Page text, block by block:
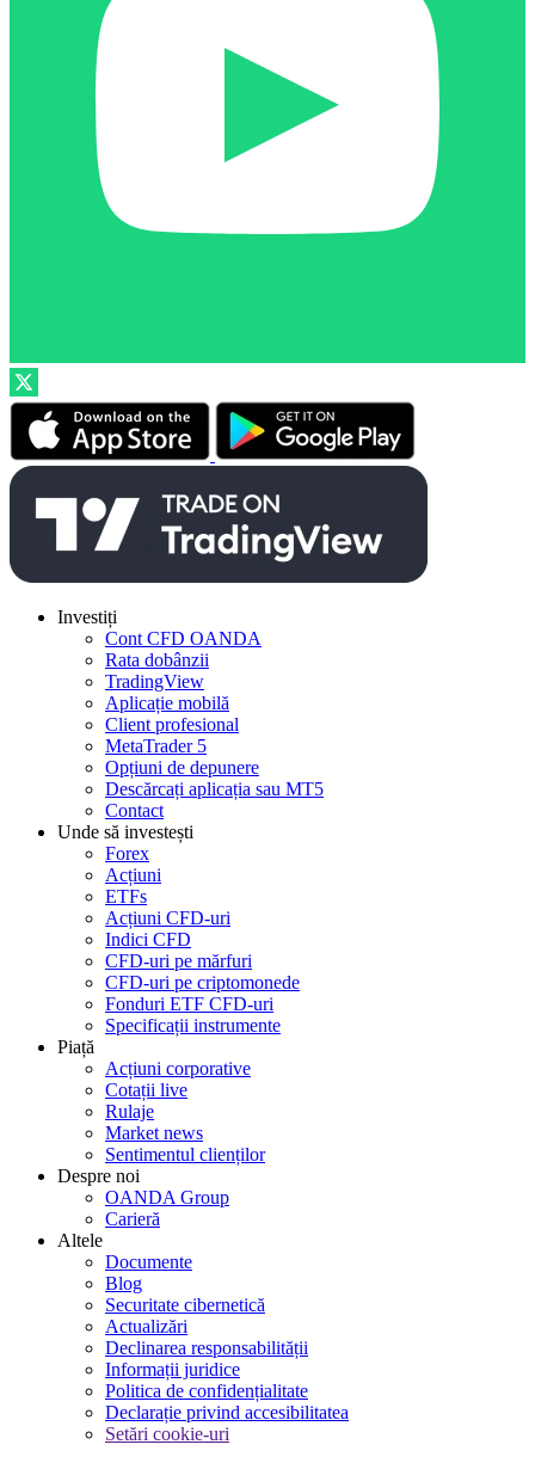
Investiți
Cont CFD OANDA
Rata dobânzii
TradingView
Aplicație mobilă
Client profesional
MetaTrader 5
Opțiuni de depunere
Descărcați aplicația sau MT5
Contact
Unde să investești
Forex
Acțiuni
ETFs
Acțiuni CFD-uri
Indici CFD
CFD-uri pe mărfuri
CFD-uri pe criptomonede
Fonduri ETF CFD-uri
Specificații instrumente
Piață
Acțiuni corporative
Cotații live
Rulaje
Market news
Sentimentul clienților
Despre noi
OANDA Group
Carieră
Altele
Documente
Blog
Securitate cibernetică
Actualizări
Declinarea responsabilității
Informații juridice
Politica de confidențialitate
Declarație privind accesibilitatea
Setări cookie-uri